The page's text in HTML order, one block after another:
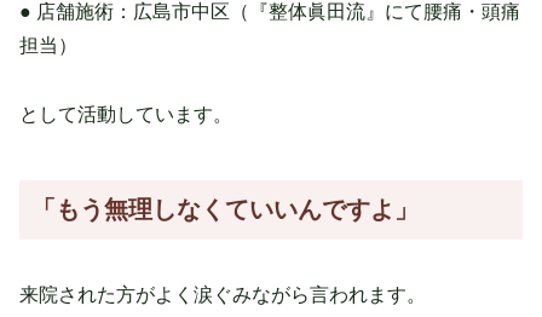
● 店舗施術：広島市中区（『整体眞田流』にて腰痛・頭痛
担当）
として活動しています。
「もう無理しなくていいんですよ」
来院された方がよく涙ぐみながら言われます。